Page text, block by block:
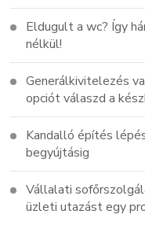
Eldugult a wc? Így
nélkül!
Generálkivitelezés
opciót válaszd a
Kandalló építés
begyújtásig
Vállalati
üzleti utazást egy